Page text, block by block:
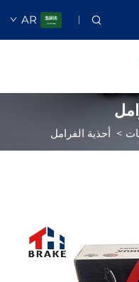
AR
>أحذية الفرامل